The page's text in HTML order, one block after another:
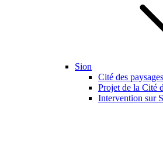
Sion
Cité des paysages
Projet de la Cité
Intervention sur